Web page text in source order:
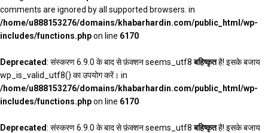
comments are ignored by all supported browsers. in
/home/u888153276/domains/khabarhardin.com/public_html/wp-
includes/functions.phpon line 6170
Deprecated: संस्करण 6.9.0 के बाद से फ़ंक्शन seems_utf8बहिष्कृतहै! इसके बजाय
wp_is_valid_utf8() का उपयोग करें। in
/home/u888153276/domains/khabarhardin.com/public_html/wp-
includes/functions.phpon line 6170
Deprecated: संस्करण 6.9.0 के बाद से फ़ंक्शन seems_utf8बहिष्कृतहै! इसके बजाय